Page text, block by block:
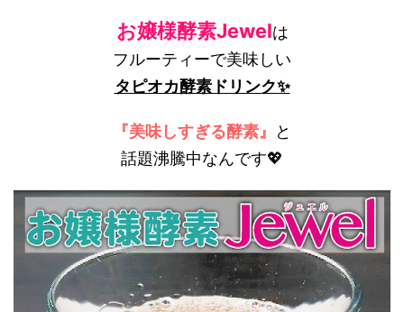
お嬢様酵素Jewelは
フルーティーで美味しい
タピオカ酵素ドリンク✨
『美味しすぎる酵素』
と
話題沸騰中なんです💖